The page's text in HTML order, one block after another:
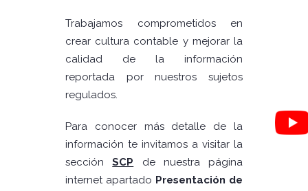
Trabajamos comprometidos en
crear cultura contable y mejorar la
calidad de la información
reportada por nuestros sujetos
regulados.
Para conocer más detalle de la
información te invitamos a visitar la
secciónSCP de nuestra página
internet apartado Presentación de